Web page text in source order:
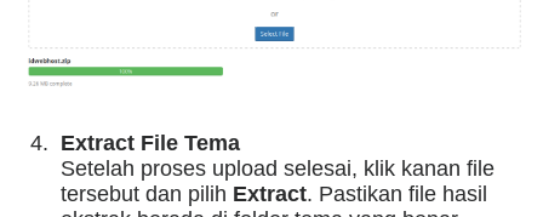
Extract File Tema
Setelah proses upload selesai, klik kanan file
tersebut dan pilih Extract. Pastikan file hasil